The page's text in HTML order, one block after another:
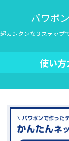
パワポ
超カンタンな３ステップ
使い方